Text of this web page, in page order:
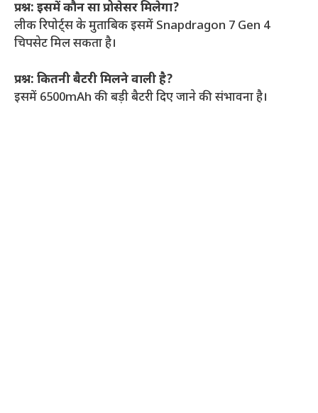
प्रश्न: इसमें कौन सा प्रोसेसर मिलेगा?
लीक रिपोर्ट्स के मुताबिक इसमें Snapdragon 7 Gen 4
चिपसेट मिल सकता है।
प्रश्न: कितनी बैटरी मिलने वाली है?
इसमें 6500mAh की बड़ी बैटरी दिए जाने की संभावना है।